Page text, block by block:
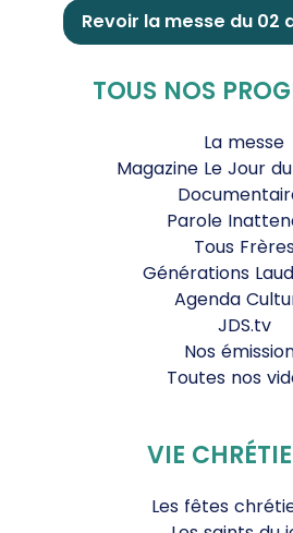
Revoir la messe du 02
TOUS NOS
La messe
Magazine Le Jour
Parole
Tous
Générations
Agenda
JDS.tv
Nos
Toutes nos
VIE
Les fêtes